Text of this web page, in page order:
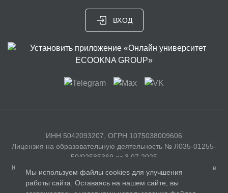
ВХОД
ИНН 5042093207, ОГРН 1075038009606
Лицензия на образовательную деятельность № Л035-01255-
50/02585369 от 3.07.2025
Юридический адрес: 141326, Московская область, г. Сергиев
Посад, с. Бужаниново, Полевая улица, д. 35
Мы используем файлы cookies для улучшения
работы сайта. Оставаясь на нашем сайте, вы